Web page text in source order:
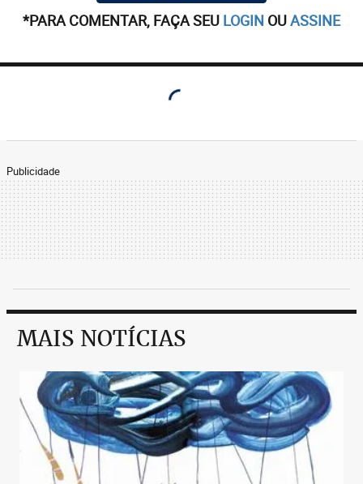
*PARA COMENTAR, FAÇA SEU LOGIN OUASSINE
Publicidade
MAIS NOTÍCIAS